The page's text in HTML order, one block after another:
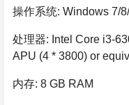
操作系统: Windows 7/
处理器: Intel Core i3-
APU (4 * 3800) or
内存: 8 GB RAM